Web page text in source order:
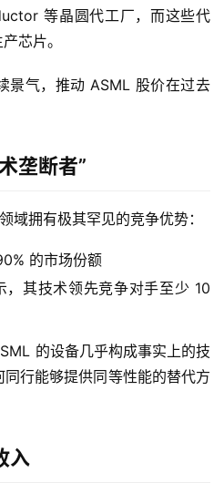
等晶圆代工厂，而这些代
芯片。
景气，推动 ASML 股价在过去
垄断者”
域拥有极其罕见的竞争优势：
的市场份额
其技术领先竞争对手至少 10
的设备几乎构成事实上的技
行能够提供同等性能的替代方
入